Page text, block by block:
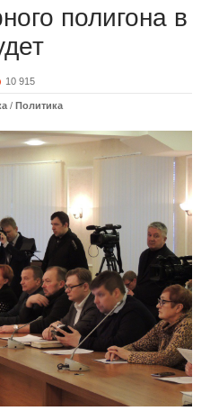
полигона в
10 915
/ Политика